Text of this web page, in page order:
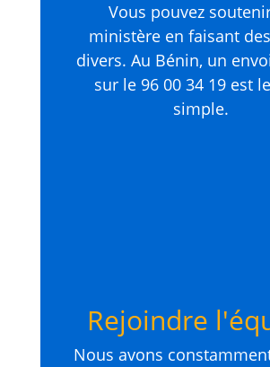
Vous pouvez
ministère en faisant
divers. Au Bénin, un
sur le 96 00 34 19 est
simple.
Rejoindre
Nous avons